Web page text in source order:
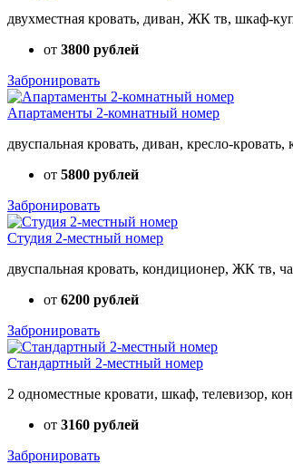
двухместная кровать, диван, ЖК тв, шкаф-
от 3800 рублей
Забронировать
Апартаменты 2-комнатный номер
двуспальная кровать, диван, кресло-
от 5800 рублей
Забронировать
Студия 2-местный номер
двуспальная кровать, кондиционер, ЖК тв,
от 6200 рублей
Забронировать
Стандартный 2-местный номер
2 одноместные кровати, шкаф, телевизор,
от 3160 рублей
Забронировать